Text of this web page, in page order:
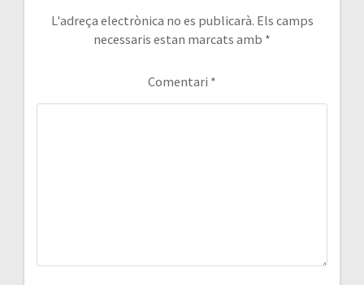
L'adreça electrònica no es publicarà. Els camps
necessaris estan marcats amb *
Comentari *